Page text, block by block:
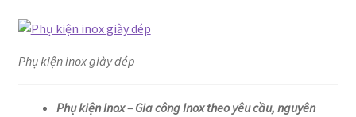
Phụ kiện inox giày dép
Phụ kiện Inox – Gia công Inox theo yêu cầu, nguyên